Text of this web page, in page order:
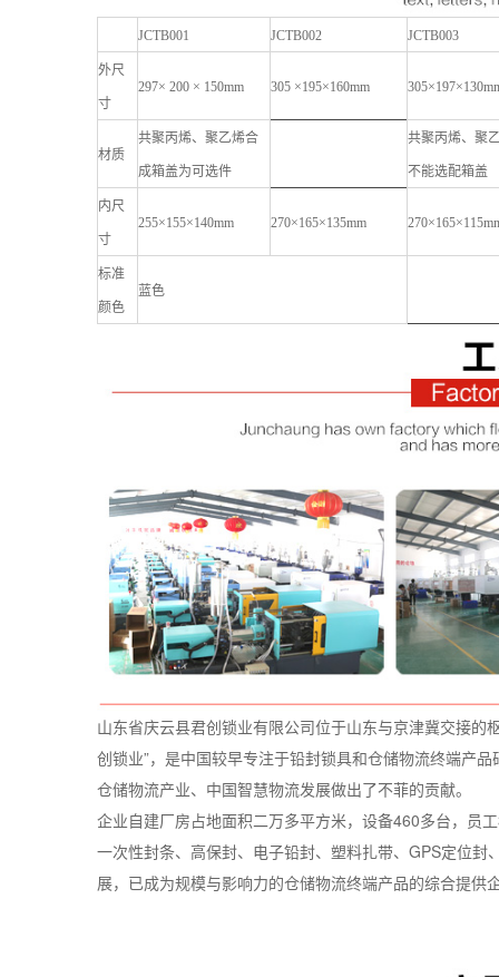
JCTB001 JCTB002 JCTB003
外尺
寸
297× 200 × 150mm 305 ×195×160mm
材质
共聚丙烯、聚乙烯合
成箱盖为可选件
共聚丙烯、聚
不能选配箱盖
内尺
寸
255×155×140mm 270×165×135mm
标准
颜色
蓝色
山东省庆云县君创锁业有限公司位于山东与京津冀交接
创锁业”，是中国较早专注于铅封锁具和仓储物流终端产
仓储物流产业、中国智慧物流发展做出了不菲的贡献。
企业自建厂房占地面积二万多平方米，设备460多台，员
一次性封条、高保封、电子铅封、塑料扎带、GPS定位
展，已成为规模与影响力的仓储物流终端产品的综合提供